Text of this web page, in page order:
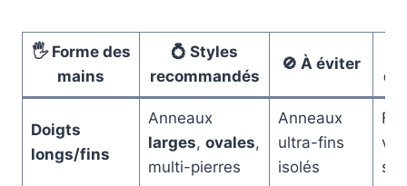
🖐️ Forme des
mains
💍 Styles
recommandés
🚫 À éviter
de
Doigts
longs/fins
Anneaux
larges, ovales,
multi-pierres
Anneaux
ultra-fins
isolés